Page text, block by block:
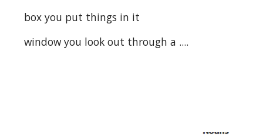
box you put things in it
window you look out through a ....